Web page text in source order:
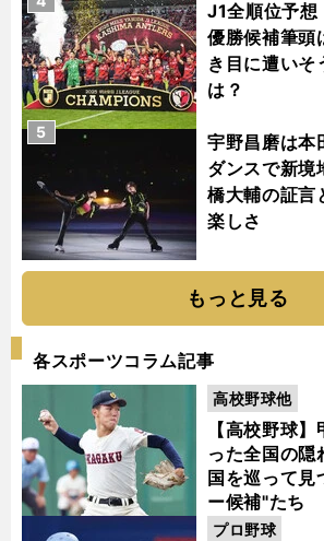
J1全順位予
優勝候補筆
き目に遭いそ
は？
宇野昌磨は本
ダンスで新
橋大輔の証言
楽しさ
5
もっと見る
各スポーツコラム記事
【高校野球
った全国の
国を巡って見
ー候補"たち
高校野球他
プロ野球